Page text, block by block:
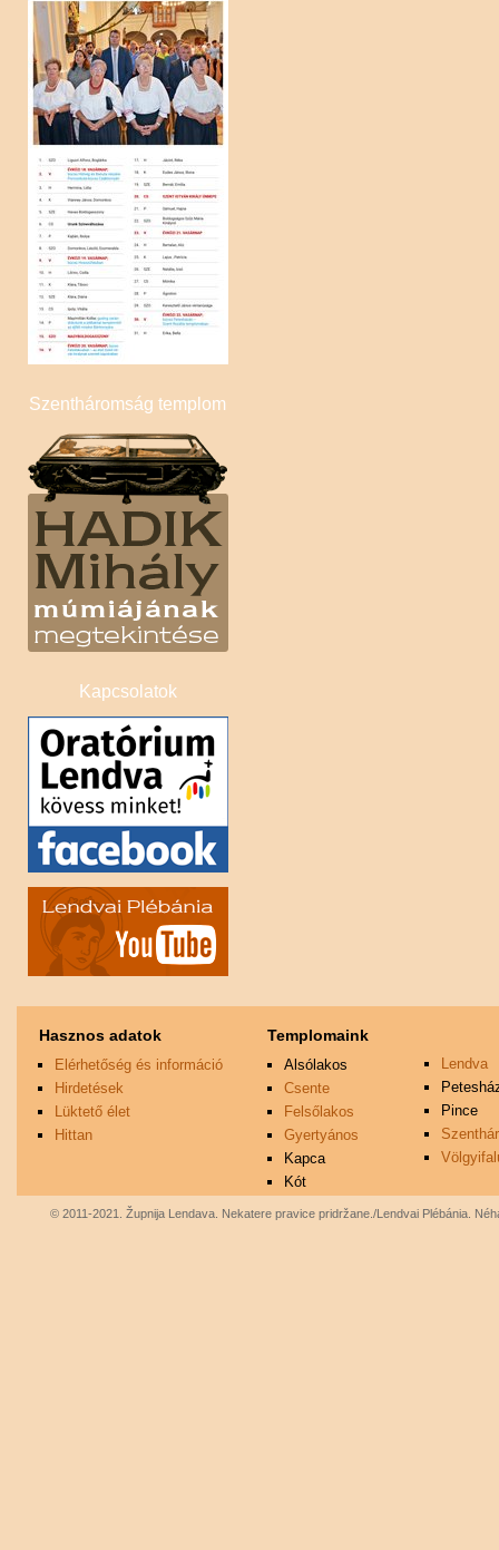
Pince
Szentháromság
Völgyifalu
Szentháromság templom
Kapcsolatok
Hasznos adatok
Elérhetőség és információ
Hirdetések
Lüktető élet
Hittan
Templomaink
Alsólakos
Csente
Felsőlakos
Gyertyános
Kapca
Kót
Lendva
Pince
© 2011-2021. Župnija Lendava. Nekatere pravice pridržane./Lendvai Plébánia.